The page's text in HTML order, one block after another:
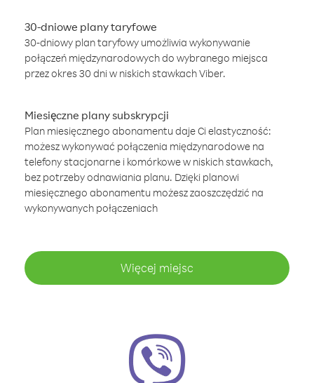
30-dniowe plany taryfowe
30-dniowy plan taryfowy umożliwia wykonywanie
połączeń międzynarodowych do wybranego miejsca
przez okres 30 dni w niskich stawkach Viber.
Miesięczne plany subskrypcji
Plan miesięcznego abonamentu daje Ci elastyczność:
możesz wykonywać połączenia międzynarodowe na
telefony stacjonarne i komórkowe w niskich stawkach,
bez potrzeby odnawiania planu. Dzięki planowi
miesięcznego abonamentu możesz zaoszczędzić na
wykonywanych połączeniach
Więcej miejsc